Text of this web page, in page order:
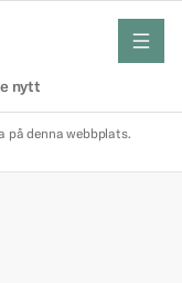
nytt
meny
på denna webbplats.